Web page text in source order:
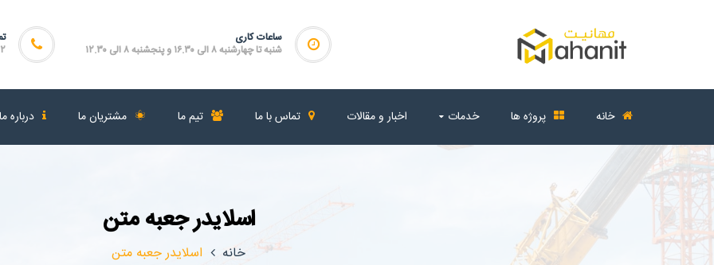
ساعات کاری
شنبه تا چهارشنبه ۸ الی ۱۶.۳۰ و پنجشنبه ۸ الی ۱۲.۳۰
خانه پروژه ها خدمات اخبار و مقالات تماس با ما تیم ما مشتریان ما درباره ما
اسلایدر جعبه متن
خانه اسلایدر جعبه متن